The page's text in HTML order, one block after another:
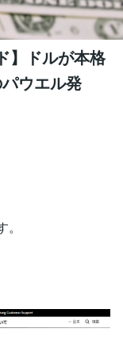
】ドルが本格
ウエル発